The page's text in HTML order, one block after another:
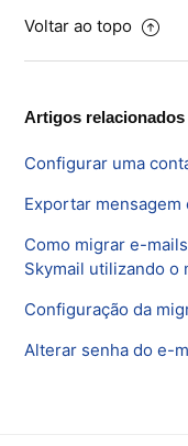
Voltar ao topo
Artigos relacionados
Configurar uma
Exportar mensagem
Como migrar e-
Skymail utilizando o
Configuração da
Alterar senha do e-